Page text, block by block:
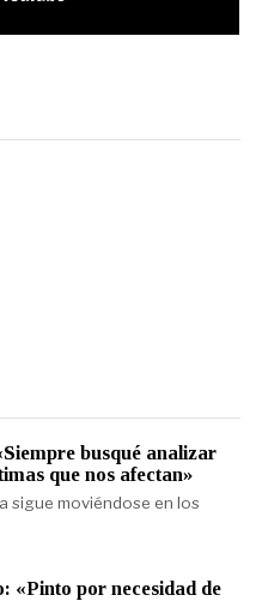
busqué analizar
que nos afectan»
sigue moviéndose en los
«Pinto por necesidad de